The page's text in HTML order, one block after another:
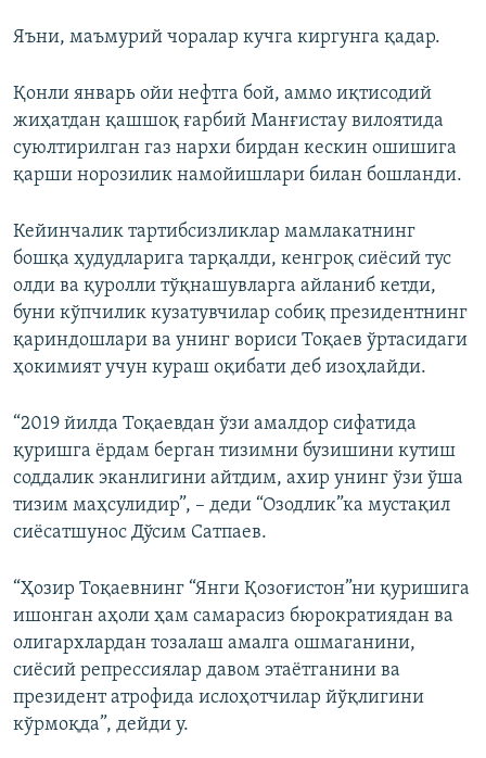
Яъни, маъмурий чоралар кучга киргунга қадар.
Қонли январь ойи нефтга бой, аммо иқтисодий
жиҳатдан қашшоқ ғарбий Манғистау вилоятида
суюлтирилган газ нархи бирдан кескин ошишига
қарши норозилик намойишлари билан бошланди.
Кейинчалик тартибсизликлар мамлакатнинг
бошқа ҳудудларига тарқалди, кенгроқ сиёсий тус
олди ва қуролли тўқнашувларга айланиб кетди,
буни кўпчилик кузатувчилар собиқ президентнинг
қариндошлари ва унинг вориси Тоқаев ўртасидаги
ҳокимият учун кураш оқибати деб изоҳлайди.
“2019 йилда Тоқаевдан ўзи амалдор сифатида
қуришга ёрдам берган тизимни бузишини кутиш
соддалик эканлигини айтдим, ахир унинг ўзи ўша
тизим маҳсулидир”, – деди “Озодлик”ка мустақил
сиёсатшунос Дўсим Сатпаев.
“Ҳозир Тоқаевнинг “Янги Қозоғистон”ни қуришига
ишонган аҳоли ҳам самарасиз бюрократиядан ва
олигархлардан тозалаш амалга ошмаганини,
сиёсий репрессиялар давом этаётганини ва
президент атрофида ислоҳотчилар йўқлигини
кўрмоқда”, дейди у.